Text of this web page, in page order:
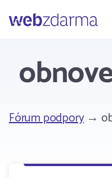
Webzdarma
Fórum podpory→